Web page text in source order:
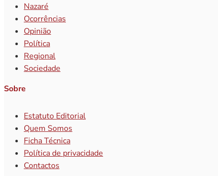
Nazaré
Ocorrências
Opinião
Política
Regional
Sociedade
Sobre
Estatuto Editorial
Quem Somos
Ficha Técnica
Política de privacidade
Contactos